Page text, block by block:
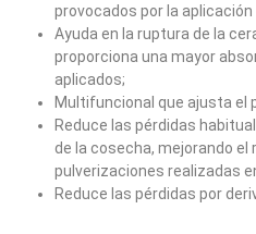
provocados por la
Ayuda en la ruptura de la
proporciona una mayor
aplicados;
Multifuncional que ajusta el
Reduce las pérdidas
de la cosecha, mejorando el
pulverizaciones realizadas
Reduce las pérdidas por